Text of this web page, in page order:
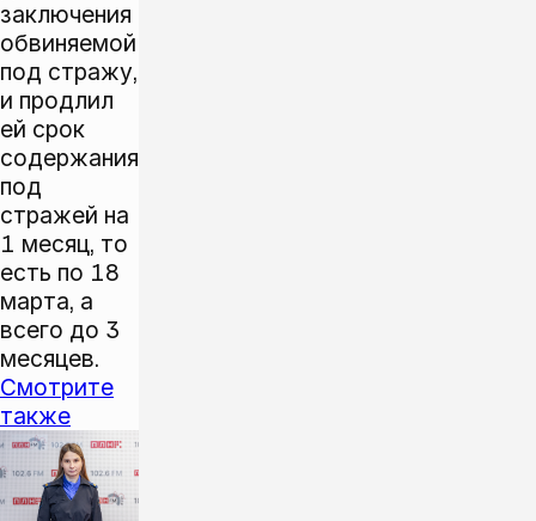
заключения
обвиняемой
под стражу,
и продлил
ей срок
содержания
под
стражей на
1 месяц, то
есть по 18
марта, а
всего до 3
месяцев.
Смотрите
также